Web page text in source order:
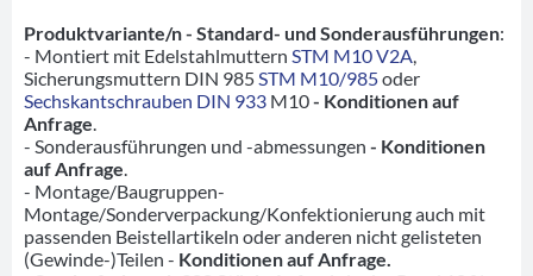
Produktvariante/n - Standard- und Sonderausführungen:
- Montiert mit Edelstahlmuttern STM M10 V2A
Sicherungsmuttern DIN 985 STM M10/985oder
Sechskantschrauben DIN 933 M10- Konditionen auf
Anfrage
- Sonderausführungen und -abmessungen - Konditionen
auf Anfrage
- Montage/Baugruppen-
Montage/Sonderverpackung/Konfektionierung auch mit
passenden Beistellartikeln oder anderen nicht gelisteten
(Gewinde-)Teilen - Konditionen auf Anfrage.